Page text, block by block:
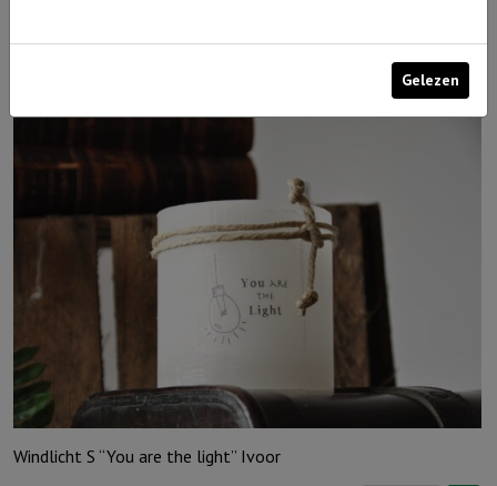
€15,95
Windlicht S “You are the light” Ivoor
Gelezen